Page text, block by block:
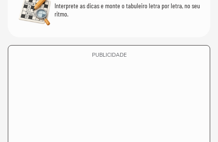
Interprete as dicas e monte o tabuleiro letra por letra, no seu
ritmo.
PUBLICIDADE